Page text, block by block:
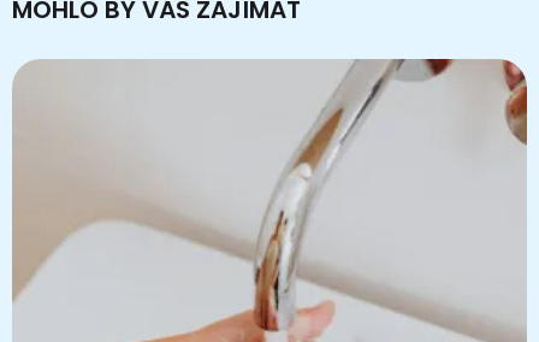
MOHLO BY VÁS ZAJÍMAT